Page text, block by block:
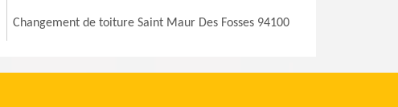
Changement de toiture Saint Maur Des Fosses 94100